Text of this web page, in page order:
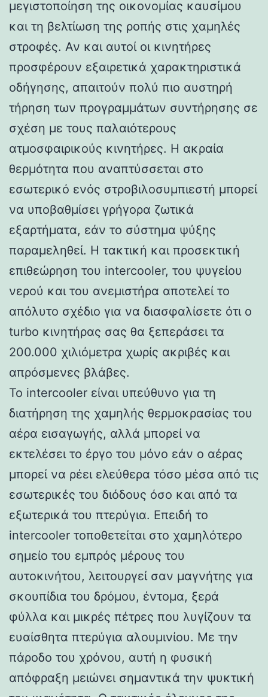
μεγιστοποίηση της οικονομίας καυσίμου
και τη βελτίωση της ροπής στις χαμηλές
στροφές. Αν και αυτοί οι κινητήρες
προσφέρουν εξαιρετικά χαρακτηριστικά
οδήγησης, απαιτούν πολύ πιο αυστηρή
τήρηση των προγραμμάτων συντήρησης σε
σχέση με τους παλαιότερους
ατμοσφαιρικούς κινητήρες. Η ακραία
θερμότητα που αναπτύσσεται στο
εσωτερικό ενός στροβιλοσυμπιεστή μπορεί
να υποβαθμίσει γρήγορα ζωτικά
εξαρτήματα, εάν το σύστημα ψύξης
παραμεληθεί. Η τακτική και προσεκτική
επιθεώρηση του intercooler, του ψυγείου
νερού και του ανεμιστήρα αποτελεί το
απόλυτο σχέδιο για να διασφαλίσετε ότι ο
turbo κινητήρας σας θα ξεπεράσει τα
200.000 χιλιόμετρα χωρίς ακριβές και
απρόσμενες βλάβες.
Το intercooler είναι υπεύθυνο για τη
διατήρηση της χαμηλής θερμοκρασίας του
αέρα εισαγωγής, αλλά μπορεί να
εκτελέσει το έργο του μόνο εάν ο αέρας
μπορεί να ρέει ελεύθερα τόσο μέσα από τις
εσωτερικές του διόδους όσο και από τα
εξωτερικά του πτερύγια. Επειδή το
intercooler τοποθετείται στο χαμηλότερο
σημείο του εμπρός μέρους του
αυτοκινήτου, λειτουργεί σαν μαγνήτης για
σκουπίδια του δρόμου, έντομα, ξερά
φύλλα και μικρές πέτρες που λυγίζουν τα
ευαίσθητα πτερύγια αλουμινίου. Με την
πάροδο του χρόνου, αυτή η φυσική
απόφραξη μειώνει σημαντικά την ψυκτική